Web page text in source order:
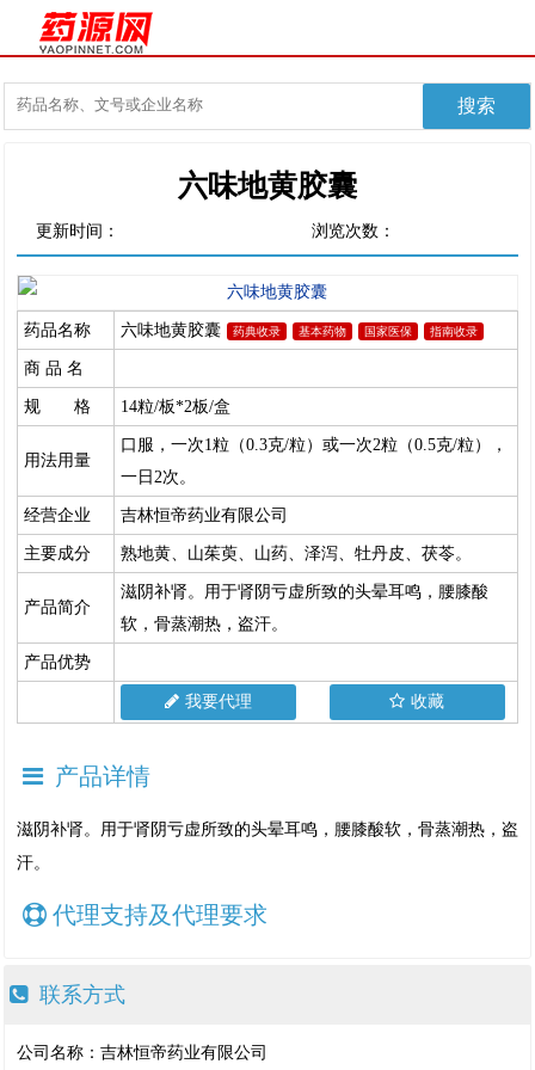
六味地黄胶囊
更新时间： 浏览次数：
药品名称 六味地黄胶囊 药典收录 基本药物 国家医保 指南收录
商 品 名
规 格 14粒/板*2板/盒
用法用量
口服，一次1粒（0.3克/粒）或一次2粒（0.5克/粒），
一日2次。
经营企业 吉林恒帝药业有限公司
主要成分 熟地黄、山茱萸、山药、泽泻、牡丹皮、茯苓。
产品简介
滋阴补肾。用于肾阴亏虚所致的头晕耳鸣，腰膝酸
软，骨蒸潮热，盗汗。
产品优势
我要代理 收藏
产品详情
滋阴补肾。用于肾阴亏虚所致的头晕耳鸣，腰膝酸软，骨蒸潮热，盗
汗。
代理支持及代理要求
联系方式
公司名称：吉林恒帝药业有限公司